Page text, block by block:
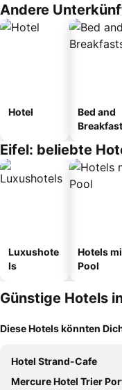
Andere
Hotel
Bed and
Eifel: beliebte
Luxushote
ls
Hotels
Pool
Günstige Hotels
Diese Hotels könnten
Hotel Strand-Cafe
Mercure Hotel Trier Porta